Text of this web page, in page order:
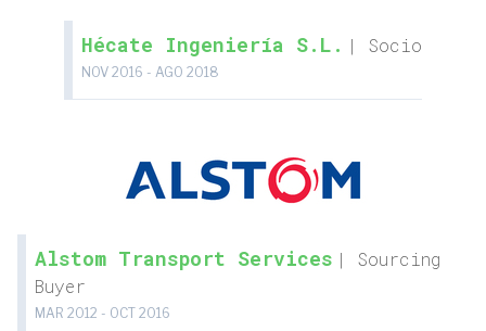
Hécate Ingeniería S.L. | Socio
NOV 2016 - AGO 2018
Alstom Transport Services | Sourcing
Buyer
MAR 2012 - OCT 2016